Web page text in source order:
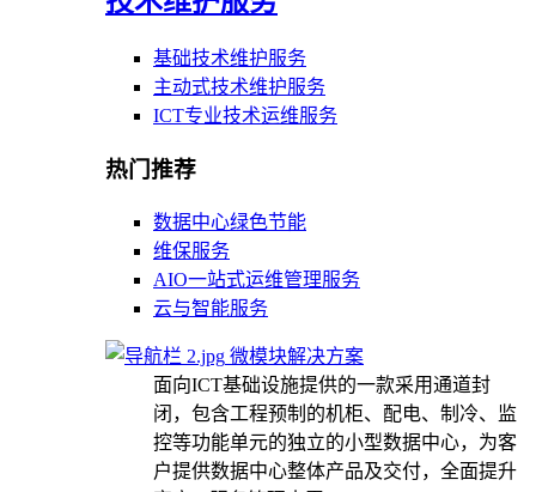
基础技术维护服务
主动式技术维护服务
ICT专业技术运维服务
热门推荐
数据中心绿色节能
维保服务
AIO一站式运维管理服务
云与智能服务
微模块解决方案
面向ICT基础设施提供的一款采用通道封
闭，包含工程预制的机柜、配电、制冷、监
控等功能单元的独立的小型数据中心，为客
户提供数据中心整体产品及交付，全面提升